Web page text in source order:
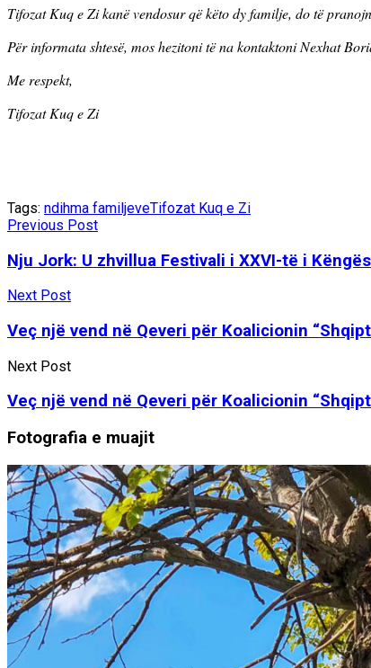
Tifozat Kuq e Zi kanë vendosur që këto dy familje, do të
Për informata shtesë, mos hezitoni të na kontaktoni Nexhat
Me respekt,
Tifozat Kuq e Zi
Tags: ndihma familjeveTifozat Kuq e Zi
Previous Post
Nju Jork: U zhvillua Festivali i XXVI-të i
Next Post
Veç një vend në Qeveri për Koalicionin
Next Post
Veç një vend në Qeveri për Koalicionin
Fotografia e muajit